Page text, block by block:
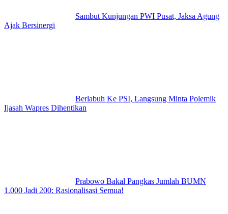
Sambut Kunjungan PWI Pusat, Jaksa Agung
Ajak Bersinergi
Berlabuh Ke PSI, Langsung Minta Polemik
Ijasah Wapres Dihentikan
Prabowo Bakal Pangkas Jumlah BUMN
1.000 Jadi 200: Rasionalisasi Semua!